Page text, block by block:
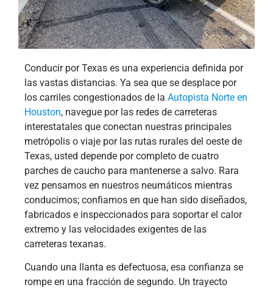
Conducir por Texas es una experiencia definida por
las vastas distancias. Ya sea que se desplace por
los carriles congestionados de la Autopista Norte en
Houston, navegue por las redes de carreteras
interestatales que conectan nuestras principales
metrópolis o viaje por las rutas rurales del oeste de
Texas, usted depende por completo de cuatro
parches de caucho para mantenerse a salvo. Rara
vez pensamos en nuestros neumáticos mientras
conducimos; confiamos en que han sido diseñados,
fabricados e inspeccionados para soportar el calor
extremo y las velocidades exigentes de las
carreteras texanas.
Cuando una llanta es defectuosa, esa confianza se
rompe en una fracción de segundo. Un trayecto